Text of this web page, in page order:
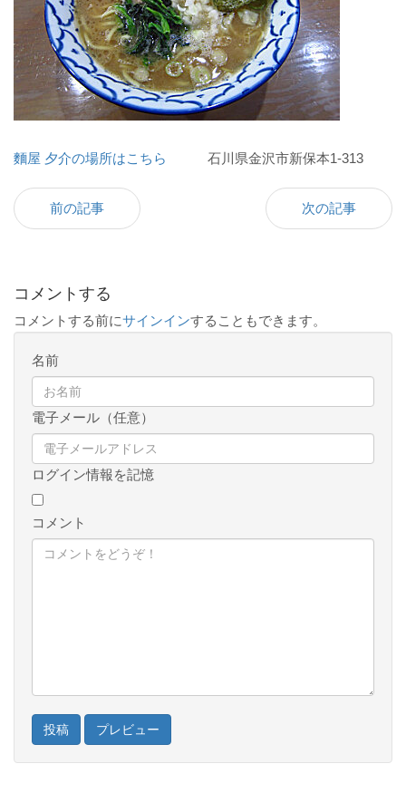
麵屋 夕介の場所はこちら 石川県金沢市新保本1-313
前の記事 次の記事
コメントする
コメントする前にサインインすることもできます。
名前
電子メール（任意）
ログイン情報を記憶
コメント